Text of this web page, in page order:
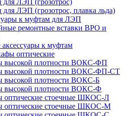
ЛЭП (грозотрос)
ЛЭП (грозотрос, плавка льда)
к муфтам для ЛЭП
ремонтные вставки ВРО и
к муфтам
оптические
высокой плотности ВОКС-ФП
высокой плотности ВОКС-ФП-СТ
высокой плотности ВОКС-Б
высокой плотности ВОКС-Ф
оптические стоечные ШКОС-Л
оптические стоечные ШКОС-М